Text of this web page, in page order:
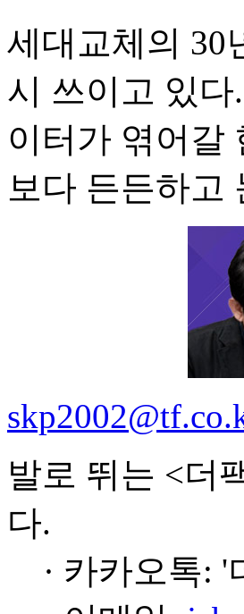
세대교체의 30
시 쓰이고 있
이터가 엮어갈
보다 든든하고
발로 뛰는 <더
다.
· 카카오톡: